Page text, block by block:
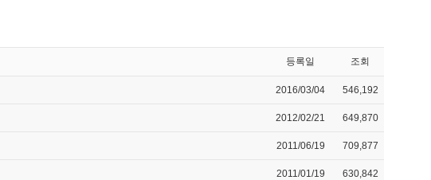
등록일 조회
2016/03/04 546,192
2012/02/21 649,870
2011/06/19 709,877
2011/01/19 630,842